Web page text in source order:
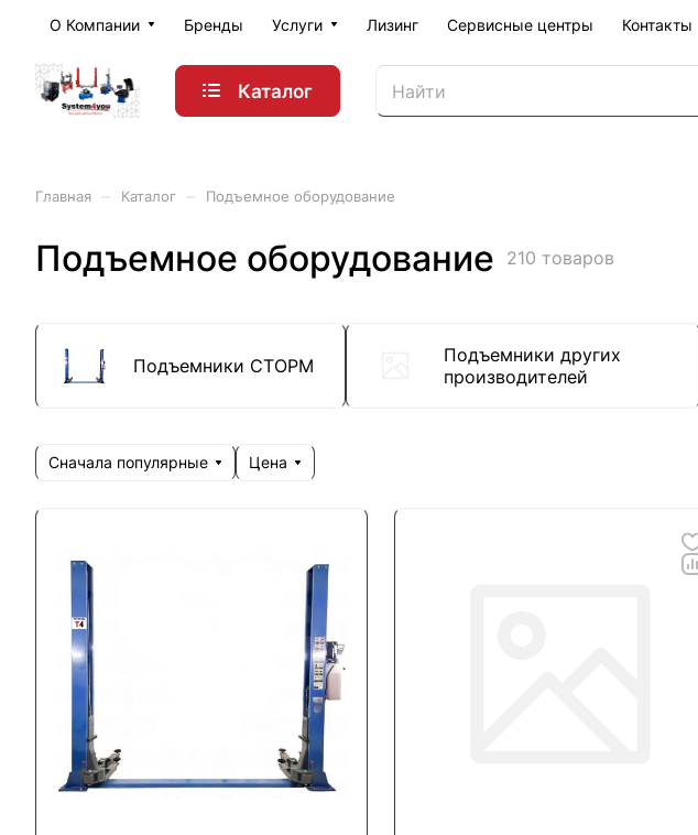
О Компании Бренды Услуги Лизинг Сервисные центры Контакты
Каталог
Главная Каталог Подъемное оборудование
Подъемное оборудование 210 товаров
Подъемники СТОРМ
Подъемники других
производителей
Сначала популярные Цена